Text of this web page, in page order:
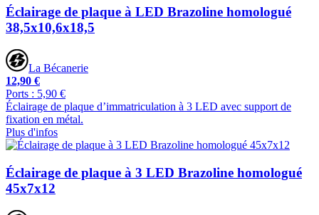
Éclairage de plaque à LED Brazoline homologué
38,5x10,6x18,5
La Bécanerie
12,90 €
Ports : 5,90 €
Éclairage de plaque d’immatriculation à 3 LED avec support de
fixation en métal.
Plus d'infos
Éclairage de plaque à 3 LED Brazoline homologué
45x7x12